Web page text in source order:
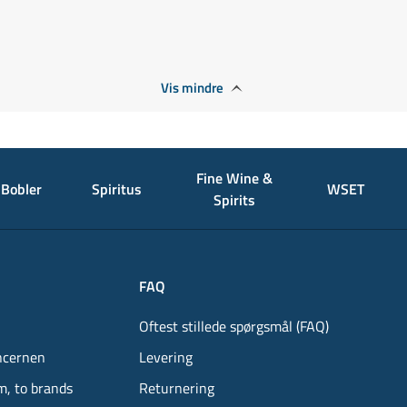
Vis mindre
Bobler Spiritus
Fine Wine &
Spirits
WSET
to brands
FAQ
Oftest stillede spørgsmål (FAQ)
Levering
Returnering